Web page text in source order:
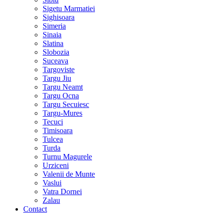
Sigetu Marmatiei
Sighisoara
Simeria
Sinaia
Slatina
Slobozia
Suceava
Targoviste
Targu Jiu
Targu Neamt
Targu Ocna
Targu Secuiesc
Targu-Mures
Tecuci
Timisoara
Tulcea
Turda
Turnu Magurele
Urziceni
Valenii de Munte
Vaslui
Vatra Dornei
Zalau
Contact